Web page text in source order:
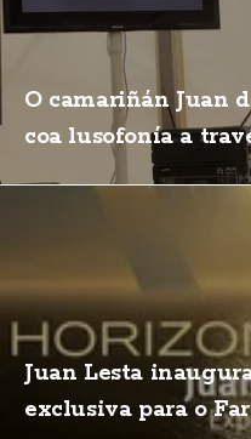
O camariñán Juan
coa lusofonía a
Juan Lesta
exclusiva para o